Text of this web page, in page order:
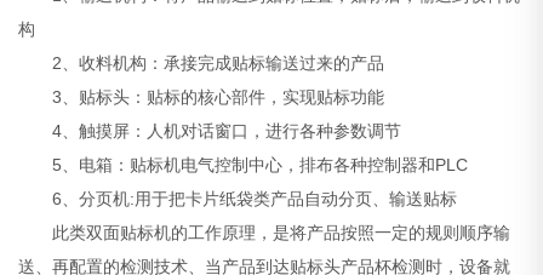
构
2、收料机构：承接完成贴标输送过来的产品
3、贴标头：贴标的核心部件，实现贴标功能
4、触摸屏：人机对话窗口，进行各种参数调节
5、电箱：贴标机电气控制中心，排布各种控制器和PLC
6、分页机:用于把卡片纸袋类产品自动分页、输送贴标
此类双面贴标机的工作原理，是将产品按照一定的规则顺序输
送、再配置的检测技术、当产品到达贴标头产品杯检测时，设备就